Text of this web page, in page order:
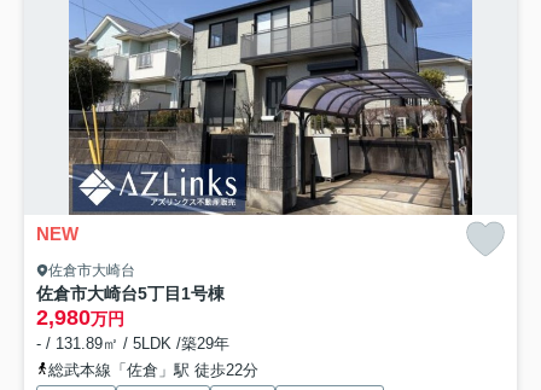
NEW
佐倉市大崎台
佐倉市大崎台5丁目1号棟
2,980万円
- / 131.89㎡ / 5LDK /築29年
総武本線「佐倉」駅 徒歩22分